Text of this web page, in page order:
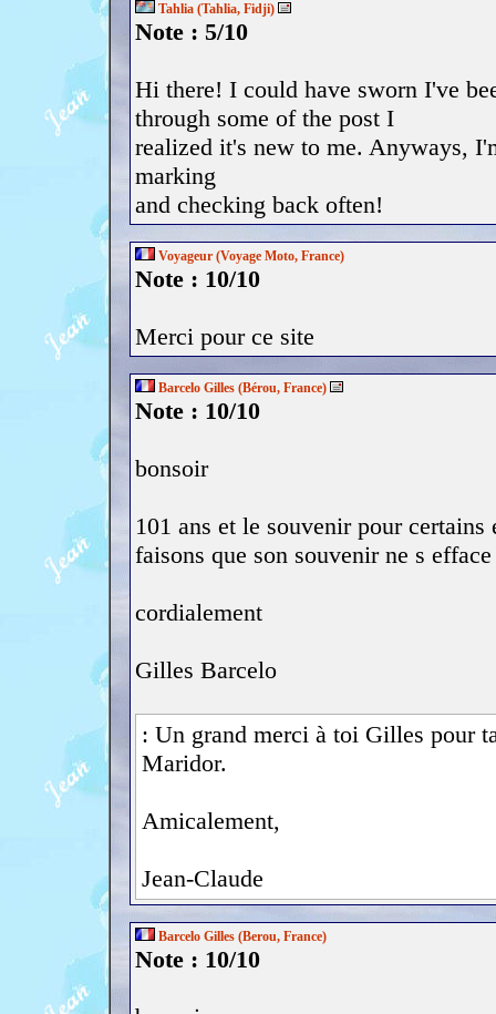
Tahlia (Tahlia, Fidji)
Note : 5/10
Hi there! I could have sworn I've
through some of the post I
realized it's new to me. Anyways,
marking
and checking back often!
Voyageur (Voyage Moto, France)
Note : 10/10
Merci pour ce site
Barcelo Gilles (Bérou, France)
Note : 10/10
bonsoir
101 ans et le souvenir pour certains
faisons que son souvenir ne s
cordialement
Gilles Barcelo
: Un grand merci à toi Gilles pour
Maridor.
Amicalement,
Jean-Claude
Barcelo Gilles (Berou, France)
Note : 10/10